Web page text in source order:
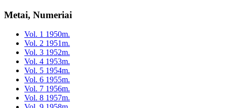
Metai, Numeriai
Vol. 1 1950m.
Vol. 2 1951m.
Vol. 3 1952m.
Vol. 4 1953m.
Vol. 5 1954m.
Vol. 6 1955m.
Vol. 7 1956m.
Vol. 8 1957m.